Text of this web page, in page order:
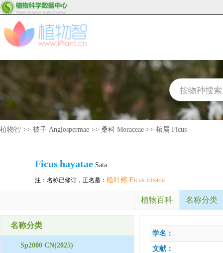
植物智 >> 被子 Angiospermae >> 桑科 Moraceae >> 榕属 Ficus
Ficushayatae Sata
注：名称已修订，正名是： 糙叶榕 Ficus irisana
植物百科 名称分类
名称分类
Sp2000 CN(2025)
学名：
文献：